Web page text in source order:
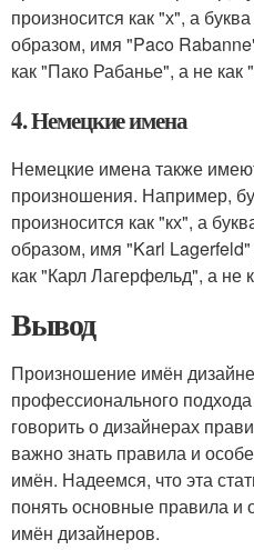
произносится как "х", а
образом, имя "Paco
как "Пако Рабанье", а не как
4. Немецкие имена
Немецкие имена также
произношения. Например,
произносится как "кх", а
образом, имя "Karl
как "Карл Лагерфельд", а не
Вывод
Произношение имён
профессионального
говорить о дизайнерах
важно знать правила и
имён. Надеемся, что эта
понять основные правила и
имён дизайнеров.